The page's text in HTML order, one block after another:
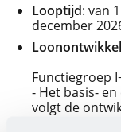
Looptijd: van
december
Functiegroep
- Het basis-
volgt de